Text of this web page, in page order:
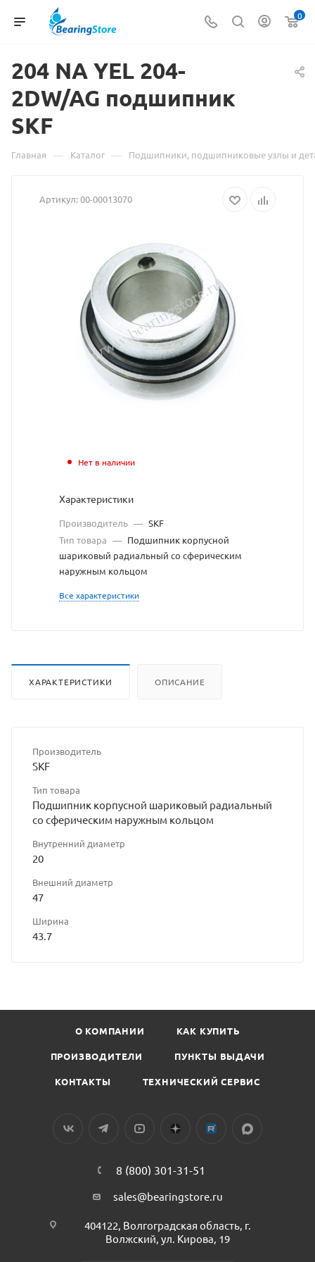
0
204 NA Материал
о
204
YEL
2DW/AG
подшипник
SKF
взят
с
сайта
ссылке
разрешения
владельца
сайта
YEL 204-
2DW/AG подшипник
SKF
Главная — Каталог — Подшипники, подшипниковые узлы и
Артикул:00-00013070
Нет в наличии
Характеристики
Производитель — SKF
Тип товара — Подшипник корпусной
шариковый радиальный со сферическим
наружным кольцом
Все характеристики
ХАРАКТЕРИСТИКИ ОПИСАНИЕ
Производитель
SKF
Тип товара
Подшипник корпусной шариковый радиальный
со сферическим наружным кольцом
Внутренний диаметр
20
Внешний диаметр
47
Ширина
43.7
О КОМПАНИИ КАК КУПИТЬ
ПРОИЗВОДИТЕЛИ ПУНКТЫ ВЫДАЧИ
КОНТАКТЫ ТЕХНИЧЕСКИЙ СЕРВИС
8 (800) 301-31-51
sales@bearingstore.ru
404122, Волгоградская область, г.
Волжский, ул. Кирова, 19